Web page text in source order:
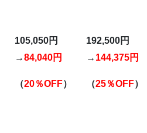
105,050円
→84,040円
（20％OFF）
192,500円
→ 144,375円
（25％OFF）